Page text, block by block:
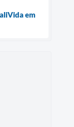
em